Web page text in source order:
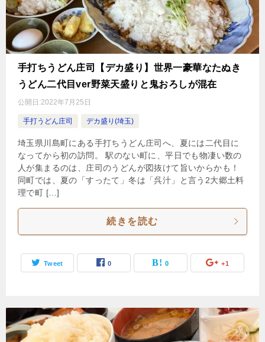
手打ちうどん庄司【デカ盛り】世界一豪華なたぬき
うどん二代目ver野菜天盛りと鬼おろしが混在
公開日:2022年7月25日
手打うどん庄司 デカ盛り(埼玉)
埼玉県川島町にある手打ちうどん庄司へ、夏には二代目に
なってから初の訪問。 駅のない町に、平日でも物凄い数の
人が集まるのは、庄司のうどんが図抜けて旨いからかも！
同町では、夏の「すったて」冬は「呉汁」と言う2大郷土料
理で町 […]
続きを読む
Tweet 0 0 +1